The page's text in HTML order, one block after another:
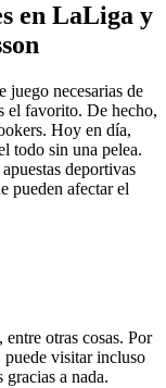
en LaLiga y
juego necesarias de
el favorito. De hecho,
Hoy en día,
todo sin una pelea.
deportivas
pueden afectar el
entre otras cosas. Por
visitar incluso
gracias a nada.